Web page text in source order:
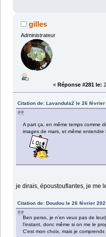
gilles
Administrateur
« Réponse #281 le:
Citation de: Lavandula2 le 26 février
A part ça, en même temps comme
images de mars, et même
je dirais, époustouflantes, je me
Citation de: Doudou le 26 février
Ben perso, je n'en veux pas de
l'instant, donc même si on me le
C'est mon choix, mais je comprends